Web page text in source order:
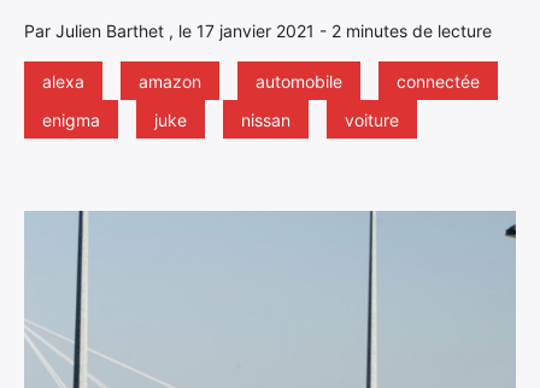
Par Julien Barthet , le 17 janvier 2021 - 2 minutes de lecture
alexa amazon automobile
connectée
enigma
juke nissan voiture